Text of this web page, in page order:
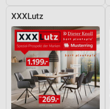
XXXLutz